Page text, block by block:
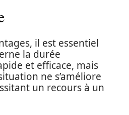
il est essentiel
la durée
et efficace, mais
ne s’améliore
un recours à un